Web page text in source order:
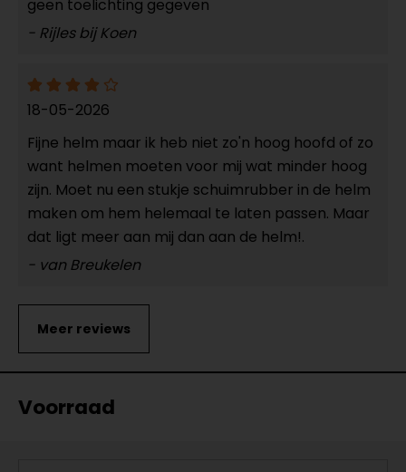
geen toelichting gegeven
- Rijles bij Koen
18-05-2026
Fijne helm maar ik heb niet zo'n hoog hoofd of zo
want helmen moeten voor mij wat minder hoog
zijn. Moet nu een stukje schuimrubber in de helm
maken om hem helemaal te laten passen. Maar
dat ligt meer aan mij dan aan de helm!.
- van Breukelen
Voorraad